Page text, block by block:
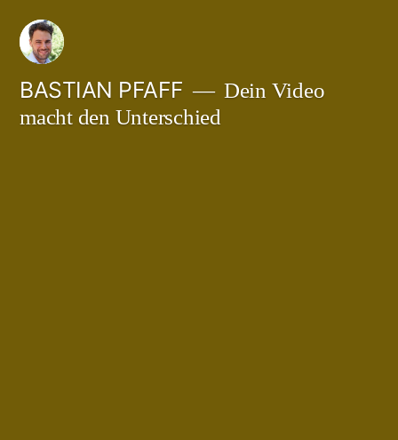
Zum
Inhalt
springen
BASTIAN PFAFF
Dein Video
macht den Unterschied